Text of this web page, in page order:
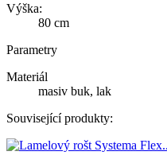
Výška:
80 cm
Parametry
Materiál
masiv buk, lak
Související produkty: